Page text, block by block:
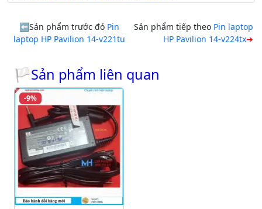
Sản phẩm trước đó Pin
laptop HP Pavilion 14-v221tu
Sản phẩm tiếp theo Pin laptop
HP Pavilion 14-v224tx
🏳Sản phẩm liên quan
-9%